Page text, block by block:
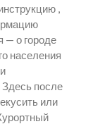
,
— о городе
населения
Здесь после
или